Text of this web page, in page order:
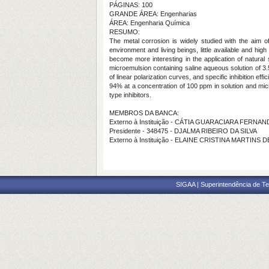
PÁGINAS: 100
GRANDE ÁREA: Engenharias
ÁREA: Engenharia Química
RESUMO:
The metal corrosion is widely studied with the aim
environment and living beings, little available and
become more interesting in the application of
microemulsion containing saline aqueous solution of
of linear polarization curves, and specific inhibition
94% at a concentration of 100 ppm in solution and
type inhibitors.
MEMBROS DA BANCA:
Externo à Instituição - CÁTIA GUARACIARA
Presidente - 348475 - DJALMA RIBEIRO DA SILVA
Externo à Instituição - ELAINE CRISTINA MARTINS
SIGAA | Superintendência de